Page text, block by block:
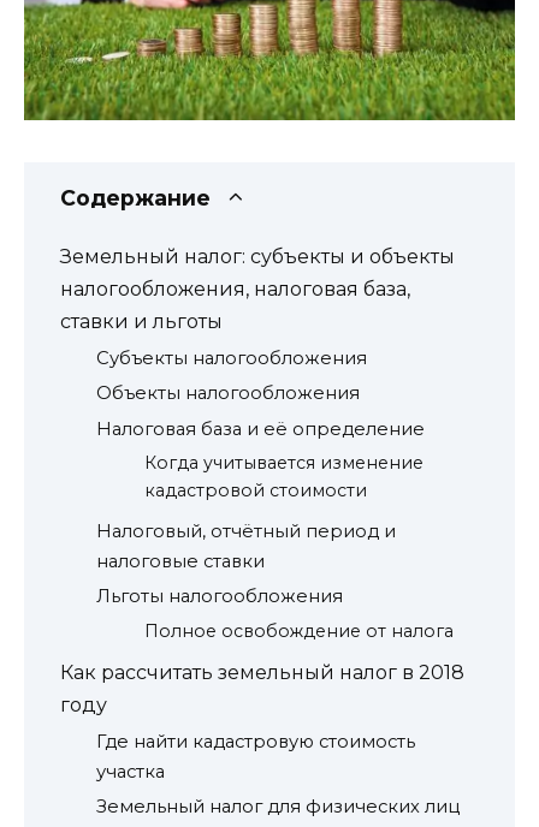
Содержание
Земельный налог: субъекты и объекты
налогообложения, налоговая база,
ставки и льготы
Субъекты налогообложения
Объекты налогообложения
Налоговая база и её определение
Когда учитывается изменение
кадастровой стоимости
Налоговый, отчётный период и
налоговые ставки
Льготы налогообложения
Полное освобождение от налога
Как рассчитать земельный налог в 2018
году
Где найти кадастровую стоимость
участка
Земельный налог для физических лиц